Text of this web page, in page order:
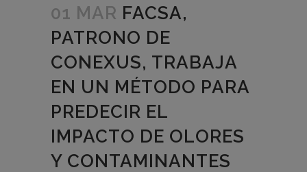
01 MAR FACSA,
PATRONO DE
CONEXUS, TRABAJA
EN UN MÉTODO PARA
PREDECIR EL
IMPACTO DE OLORES
Y CONTAMINANTES